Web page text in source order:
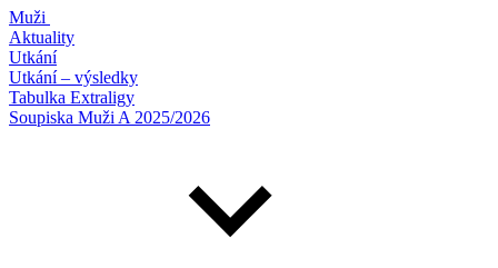
Muži
Aktuality
Utkání
Utkání – výsledky
Tabulka Extraligy
Soupiska Muži A 2025/2026